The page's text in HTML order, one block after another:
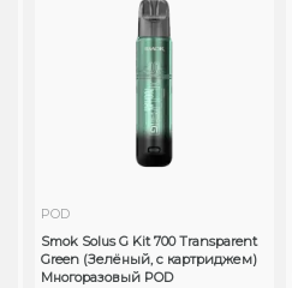
POD
Smok Solus G Kit 700 Transparent
Green (Зелёный, с картриджем)
Многоразовый POD